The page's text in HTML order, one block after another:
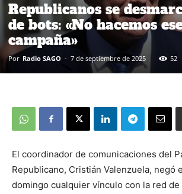
Republicanos se
de bots: «No hacemos
campaña»
Por Radio SAGO - 7 de septiembre de 2025 52
El coordinador de comunicaciones del
Republicano, Cristián Valenzuela, negó
domingo cualquier vínculo con la red